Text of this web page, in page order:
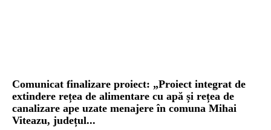
Comunicat finalizare proiect: „Proiect integrat de
extindere rețea de alimentare cu apă și rețea de
canalizare ape uzate menajere în comuna Mihai
Viteazu, județul...